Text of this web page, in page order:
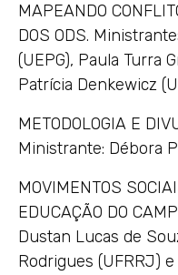
MAPEANDO
DOS ODS.
(UEPG), Paula Turra
Patrícia Denkewicz
METODOLOGIA E
Ministrante: Débora
MOVIMENTOS
EDUCAÇÃO DO
Dustan Lucas de
Rodrigues (UFRRJ)